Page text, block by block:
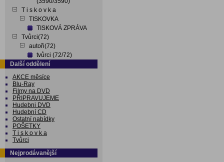
T i s k o v k a
TISKOVKA
TISKOVÁ ZPRÁVA
Tvůrci(72)
autoři(72)
tvůrci (72/72)
Další oddělení
AKCE měsíce
Blu-Ray
Filmy na DVD
PŘIPRAVUJEME
Hudebni DVD
Hudební CD
Ostatní nabídky
POŠETKY
T i s k o v k a
Tvůrci
Nejprodávanější